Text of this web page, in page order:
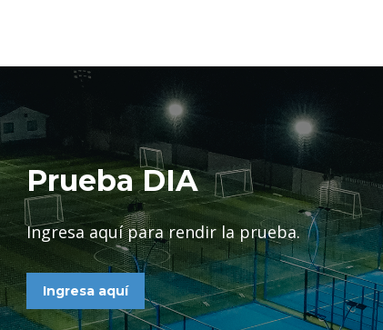
Prueba DIA
Ingresa aquí para rendir la prueba.
Ingresa aquí